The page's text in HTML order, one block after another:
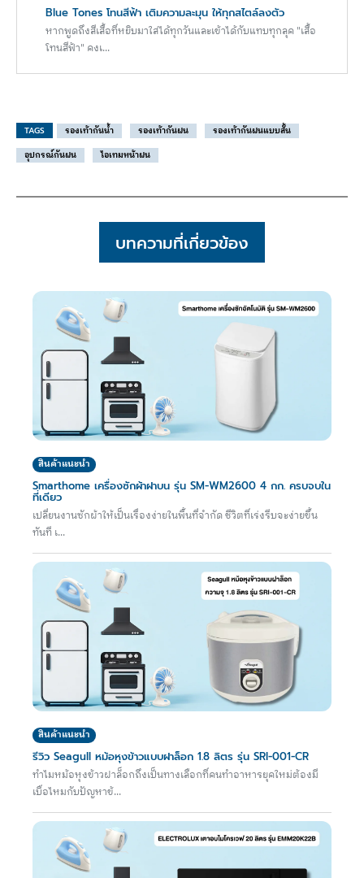
Blue Tones โทนสีฟ้า เติมความละมุน ให้ทุกสไตล์ลงตัว
หากพูดถึงสีเสื้อที่หยิบมาใส่ได้ทุกวันและเข้าได้กับแทบทุกลุค "เสื้อ
โทนสีฟ้า" คงเ...
TAGS รองเท้ากันน้ำ รองเท้ากันฝน
รองเท้ากันฝนแบบสั้น
อุปกรณ์กันฝน
ไอเทมหน้าฝน
บทความที่เกี่ยวข้อง
สินค้าแนะนำ
Smarthome เครื่องซักผ้าฝาบน รุ่น SM-WM2600 4 กก. ครบจบใน
ที่เดียว
เปลี่ยนงานซักผ้าให้เป็นเรื่องง่ายในพื้นที่จำกัด ชีวิตที่เร่งรีบจะง่ายขึ้น
ทันที เ...
สินค้าแนะนำ
รีวิว Seagull หม้อหุงข้าวแบบฝาล็อก 1.8 ลิตร รุ่น SRI-001-CR
ทำไมหม้อหุงข้าวฝาล็อกถึงเป็นทางเลือกที่คนทำอาหารยุคใหม่ต้องมี
เบื่อไหมกับปัญหาข้...